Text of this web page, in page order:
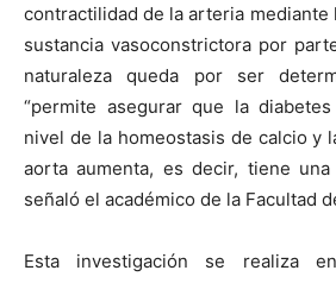
contractilidad de la arteria mediante
sustancia vasoconstrictora por
naturaleza queda por ser
“permite asegurar que la
nivel de la homeostasis de calcio y
aorta aumenta, es decir, tiene una
señaló el académico de la Facultad
Esta investigación se realiza